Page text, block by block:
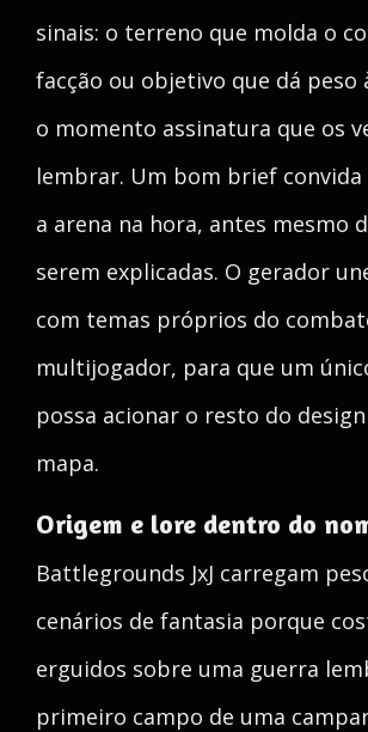
sinais: o terreno que molda o
facção ou objetivo que dá peso
o momento assinatura que os
lembrar. Um bom brief convida
a arena na hora, antes mesmo
serem explicadas. O gerador
com temas próprios do
multijogador, para que um
possa acionar o resto do
mapa.
Origem e lore dentro do
Battlegrounds JxJ carregam
cenários de fantasia porque
erguidos sobre uma guerra
primeiro campo de uma